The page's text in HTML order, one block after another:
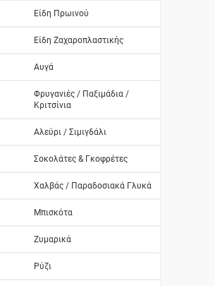
Είδη Πρωινού
Είδη Ζαχαροπλαστικής
Αυγά
Φρυγανιές / Παξιμάδια /
Κριτσίνια
Αλεύρι / Σιμιγδάλι
Σοκολάτες & Γκοφρέτες
Χαλβάς / Παραδοσιακά Γλυκά
Μπισκότα
Ζυμαρικά
Ρύζι